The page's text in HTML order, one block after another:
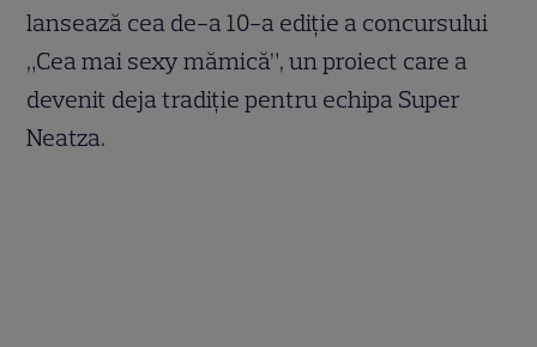
lansează cea de-a 10-a ediție a concursului
„Cea mai sexy mămică”, un proiect care a
devenit deja tradiție pentru echipa Super
Neatza.